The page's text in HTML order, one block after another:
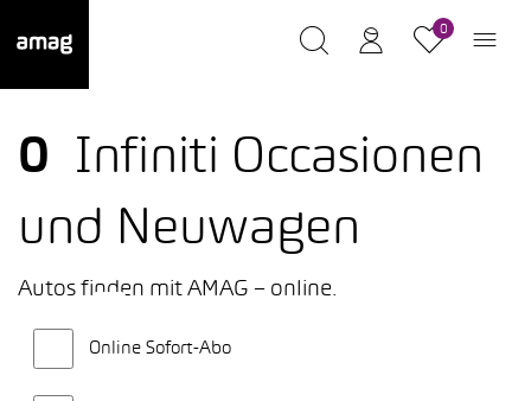
0
0
Infiniti Occasionen
und Neuwagen
Autos finden mit AMAG – online.
Online Sofort-Abo